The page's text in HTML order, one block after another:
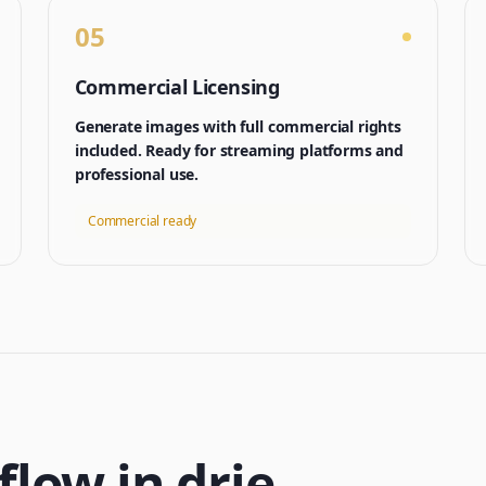
05
Commercial Licensing
Generate images with full commercial rights
included. Ready for streaming platforms and
professional use.
Commercial ready